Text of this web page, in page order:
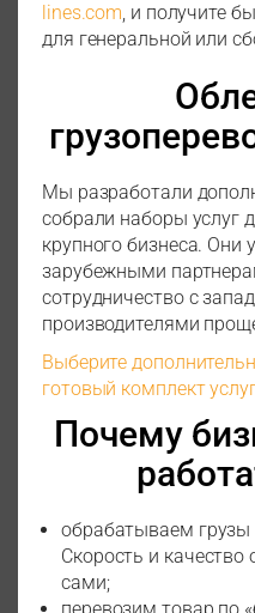
lines.com, и получите
для генеральной или
Мы разработали
собрали наборы услуг
крупного бизнеса.
зарубежными
сотрудничество с
производителями
Выберите
готовый комплект
Почему
обрабатываем грузы
Скорость и
сами;